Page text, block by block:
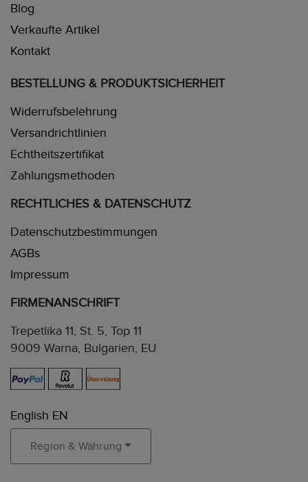
Blog
Verkaufte Artikel
Kontakt
BESTELLUNG & PRODUKTSICHERHEIT
Widerrufsbelehrung
Versandrichtlinien
Echtheitszertifikat
Zahlungsmethoden
RECHTLICHES & DATENSCHUTZ
Datenschutzbestimmungen
AGBs
Impressum
FIRMENANSCHRIFT
Trepetlika 11, St. 5, Top 11
9009 Warna, Bulgarien, EU
English EN
Region & Währung